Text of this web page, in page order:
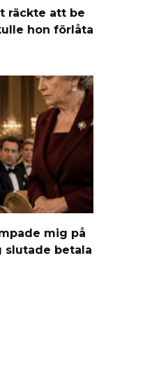
räckte att be
hon förlåta
mig på
slutade betala